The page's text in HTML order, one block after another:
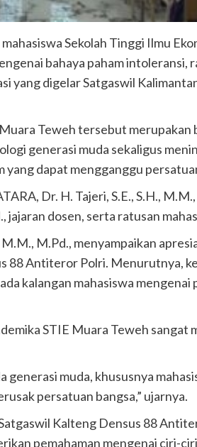
Sekolah Tinggi Ilmu
bahaya paham intoleransi,
yang digelar Satgaswil
Teweh tersebut merupakan
generasi muda sekaligus
yang dapat mengganggu
Dr. H. Tajeri, S.E., S.H.,
jajaran dosen, serta ratusan
M.Pd., menyampaikan
88 Antiteror Polri. Menurutnya,
kalangan mahasiswa mengenai
STIE Muara Teweh sangat
generasi muda, khususnya
persatuan bangsa,” ujarnya.
Kalteng Densus 88
pemahaman mengenai ciri-